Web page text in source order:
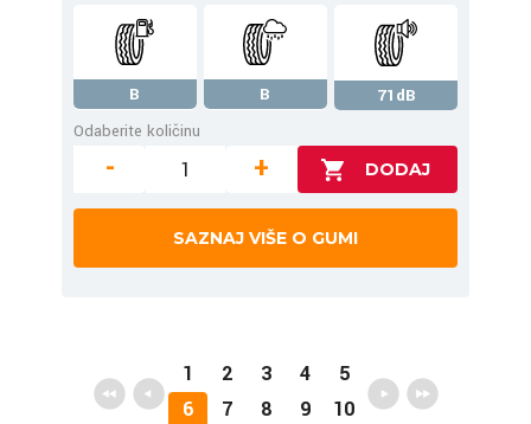
B B
71dB
Odaberite količinu
- +
SAZNAJ VIŠE O GUMI
1 2 3 4
5
6
7 8 9 10